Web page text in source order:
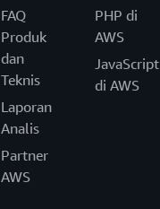
FAQ
Produk
dan
Teknis
Laporan
Analis
Partner
AWS
PHP di
AWS
JavaScript
di AWS